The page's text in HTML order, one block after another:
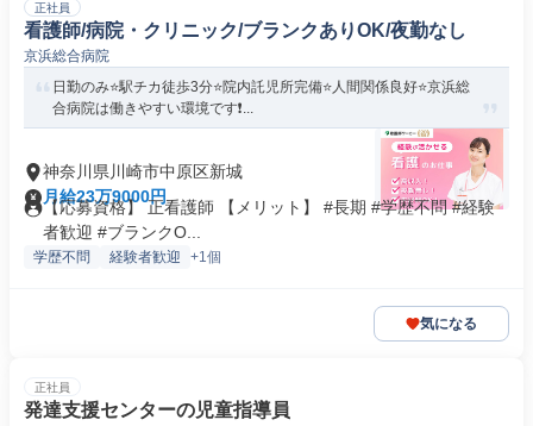
正社員
看護師/病院・クリニック/ブランクありOK/夜勤なし
京浜総合病院
日勤のみ⭐駅チカ徒歩3分⭐院内託児所完備⭐人間関係良好⭐京浜総
合病院は働きやすい環境です❗...
神奈川県川崎市中原区新城
月給23万9000円
【応募資格】 正看護師 【メリット】 #長期 #学歴不問 #経験
者歓迎 #ブランクO...
学歴不問 経験者歓迎 +1個
気になる
正社員
発達支援センターの児童指導員